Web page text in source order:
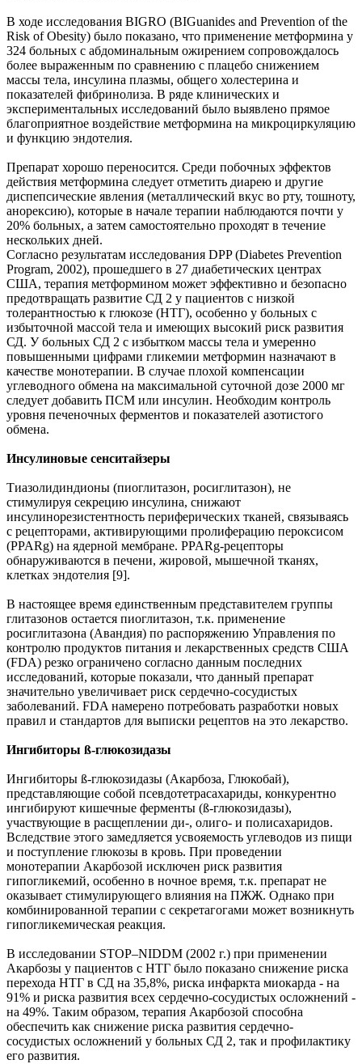
В ходе исследования BIGRO (BIGuanides and Prevention of the
Risk of Obesity) было показано, что применение метформина у
324 больных с абдоминальным ожирением сопровождалось
более выраженным по сравнению с плацебо снижением
массы тела, инсулина плазмы, общего холестерина и
показателей фибринолиза. В ряде клинических и
экспериментальных исследований было выявлено прямое
благоприятное воздействие метформина на микроциркуляцию
и функцию эндотелия.
Препарат хорошо переносится. Среди побочных эффектов
действия метформина следует отметить диарею и другие
диспепсические явления (металлический вкус во рту, тошноту,
анорексию), которые в начале терапии наблюдаются почти у
20% больных, а затем самостоятельно проходят в течение
нескольких дней.
Согласно результатам исследования DPP (Diabetes Prevention
Program, 2002), прошедшего в 27 диабетических центрах
США, терапия метформином может эффективно и безопасно
предотвращать развитие СД 2 у пациентов с низкой
толерантностью к глюкозе (НТГ), особенно у больных с
избыточной массой тела и имеющих высокий риск развития
СД. У больных СД 2 с избытком массы тела и умеренно
повышенными цифрами гликемии метформин назначают в
качестве монотерапии. В случае плохой компенсации
углеводного обмена на максимальной суточной дозе 2000 мг
следует добавить ПСМ или инсулин. Необходим контроль
уровня печеночных ферментов и показателей азотистого
обмена.
Инсулиновые сенситайзеры
Тиазолидиндионы (пиоглитазон, росиглитазон), не
стимулируя секрецию инсулина, снижают
инсулинорезистентность периферических тканей, связываясь
с рецепторами, активирующими пролиферацию пероксисом
(PPARg) на ядерной мембране. PPARg-рецепторы
обнаруживаются в печени, жировой, мышечной тканях,
клетках эндотелия [9].
В настоящее время единственным представителем группы
глитазонов остается пиоглитазон, т.к. применение
росиглитазона (Авандия) по распоряжению Управления по
контролю продуктов питания и лекарственных средств США
(FDA) резко ограничено согласно данным последних
исследований, которые показали, что данный препарат
значительно увеличивает риск сердечно-сосудистых
заболеваний. FDA намерено потребовать разработки новых
правил и стандартов для выписки рецептов на это лекарство.
Ингибиторы ß-глюкозидазы
Ингибиторы ß-глюкозидазы (Акарбоза, Глюкобай),
представляющие собой псевдотетрасахариды, конкурентно
ингибируют кишечные ферменты (ß-глюкозидазы),
участвующие в расщеплении ди-, олиго- и полисахаридов.
Вследствие этого замедляется усвояемость углеводов из пищи
и поступление глюкозы в кровь. При проведении
монотерапии Акарбозой исключен риск развития
гипогликемий, особенно в ночное время, т.к. препарат не
оказывает стимулирующего влияния на ПЖЖ. Однако при
комбинированной терапии с секретагогами может возникнуть
гипогликемическая реакция.
В исследовании STOP–NIDDM (2002 г.) при применении
Акарбозы у пациентов с НТГ было показано снижение риска
перехода НТГ в СД на 35,8%, риска инфаркта миокарда - на
91% и риска развития всех сердечно-сосудистых осложнений -
на 49%. Таким образом, терапия Акарбозой способна
обеспечить как снижение риска развития сердечно-
сосудистых осложнений у больных СД 2, так и профилактику
его развития.